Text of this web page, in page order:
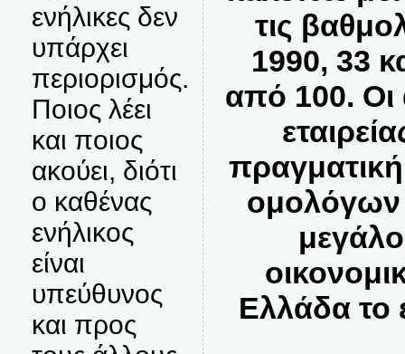
ενήλικες δεν
υπάρχει
περιορισμός.
Ποιος λέει
και ποιος
ακούει, διότι
ο καθένας
ενήλικος
είναι
υπεύθυνος
και προς
τις
1990, 33
από 100. Οι
ομολόγων
μεγάλο
Ελλάδα το